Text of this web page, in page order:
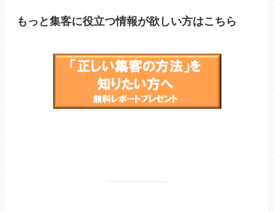
もっと集客に役立つ情報が欲しい方はこちら